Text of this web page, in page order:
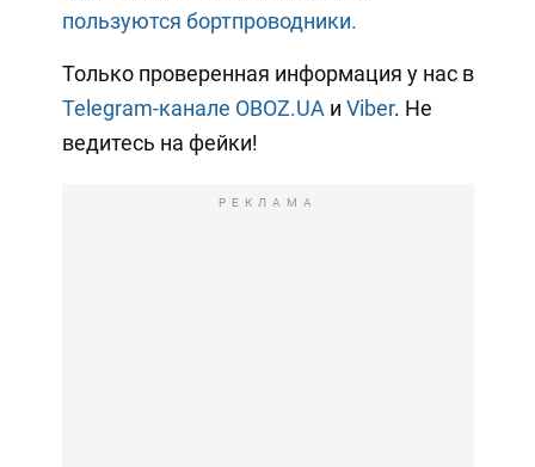
пользуются бортпроводники.
Только проверенная информация у нас в
Telegram-канале OBOZ.UA и Viber. Не
ведитесь на фейки!
РЕКЛАМА